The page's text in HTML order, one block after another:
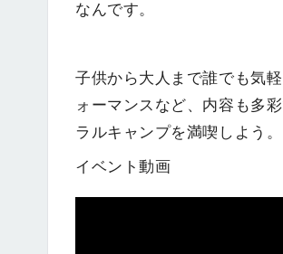
なんです。
子供から大人まで誰でも気
ォーマンスなど、内容も多
ラルキャンプを満喫しよう。
イベント動画